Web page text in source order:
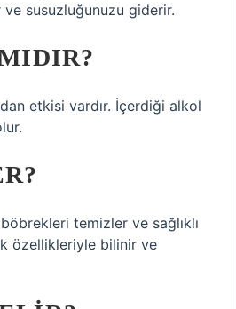
susuzluğunuzu giderir.
etkisi vardır. İçerdiği alkol
temizler ve sağlıklı
özellikleriyle bilinir ve